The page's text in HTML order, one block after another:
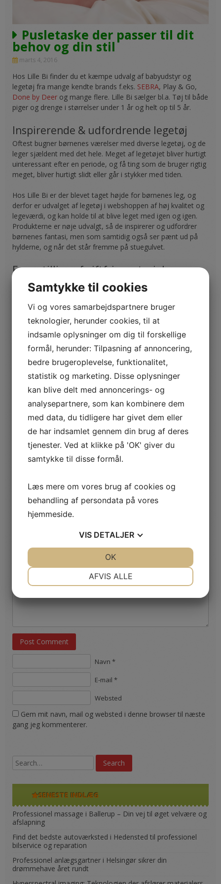
Pusletaske der passer til dit
behov og din stil
marts 4, 2016
Hos Lille Bi finder du et kæmpe udvalg af babyudstyr og
legetøj fra mange kendte brands f.eks. SEBRA, Play & Go,
Done by Deer og mange flere. Lille Bi sælger bl.a. Tøj til både
piger og drenge i størrelser under 1 år og helt op til 5 år.
Inspirerende & udfordrende legetøj
Oftest bugner børnenes værelser med diverse legetøj, og de
leger sjældent med det hele. Meget af legetøjet bliver hurtigt
uinteressant efter en periode, og få ting som de bruger rigtig
meget, bliver hurtigt slidt eller går i stykker med tiden.
Hos Lille Bi er der blevet taget højde for børnenes leg, og
derfor er udvalget af legetøj i webshoppen af høj kvalitet og
legeværdi, og kan holde til at blive leget med igen og igen.
Produkterne er nøje udvalgt, så de inspirerer og udfordrer
børnenes fantasi, men som samtidig også ser pænt ud på
hylderne, og når det står fremme på stuegulvet.
Fremstilling af giftfrie materialer
Hos Lille Bi er der udelukkende taget højde for børnenes ve
og vel, og derfor er alle produkterne i webshoppen fremstillet
af giftfrie materialer.
Alle vores produkter er fremstillet af økologisk bomuld eller
træ fra plantager. Her kan du f.eks. Prøve juniorsengetøj i
lækker blød kvalitet og 100% bomuld.
Danmarks største udvalg af pusletasker
Pusletasker skal være rummelige og nemme at bære. Da det
ikke kun er mor, der skal skifte bleer eller give flaske, så må
pusletasken stilmæssigt gerne passe til begge forældre.
Hos Lille Bi finder du Danmarks største udvalg af
pusletasker, der passer til dit behov og stil, lige fra de
normale til de mere luksuriøse udgaver. Enpusletaske
mange rum giver et nemt overblik, i stedet for at alt bliver
samlet i et rum, og skaber rod.
Børnetøjsportalen Babyudstyr
Skriv et svar
Post Comment
Navn *
E-mail *
Websted
Gem mit navn, mail og websted i denne browser til næste
gang jeg kommenterer.
SENESTE INDLÆG
Professionel massage i Ballerup – Din vej til øget velvære og
afslapning
Find det bedste autoværksted i Hedensted til professionel
bilservice og reparation
Professionel anlægsgartner i Helsingør sikrer din
drømmehave året rundt
Samtykke til cookies
Vi og vores samarbejdspartnere bruger
teknologier, herunder cookies, til at
indsamle oplysninger om dig til forskellige
formål, herunder: Tilpasning af annoncering,
bedre brugeroplevelse, funktionalitet,
statistik og marketing. Disse oplysninger
kan blive delt med annoncerings- og
analysepartnere, som kan kombinere dem
med data, du tidligere har givet dem eller
de har indsamlet gennem din brug af deres
tjenester. Ved at klikke på 'OK' giver du
samtykke til disse formål.
Læs mere om vores brug af cookies og
behandling af persondata på vores
hjemmeside.
VIS DETALJER
AFVIS ALLE
OK